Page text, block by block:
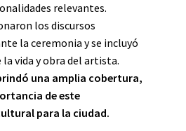
relevantes.
los discursos
la ceremonia y se incluyó
vida y obra del artista.
una amplia cobertura,
de este
para la ciudad.